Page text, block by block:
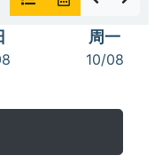
周一
10/08